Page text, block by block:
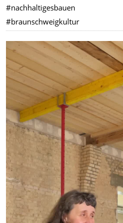
#nachhaltigesbauen
#braunschweigkultur